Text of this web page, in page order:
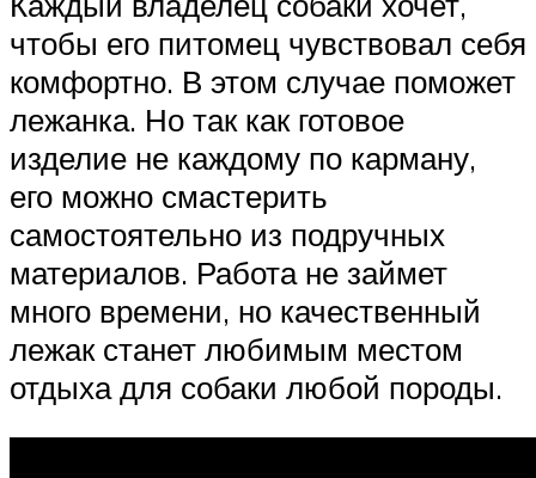
чтобы его питомец чувствовал себя
комфортно. В этом случае поможет
лежанка. Но так как готовое
изделие не каждому по карману,
его можно смастерить
самостоятельно из подручных
материалов. Работа не займет
много времени, но качественный
лежак станет любимым местом
отдыха для собаки любой породы.